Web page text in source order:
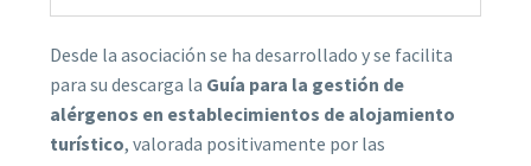
Desde la asociación se ha desarrollado y se facilita
para su descarga la Guía para la gestión de
alérgenos en establecimientos de alojamiento
turístico, valorada positivamente por las